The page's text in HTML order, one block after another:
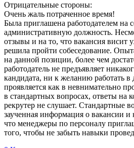
Отрицательные стороны:
Очень жаль потраченное время!
Была приглашена работодателем на
административную должность.
отзывы и на то, что вакансия
решила пройти собеседование.
на данной позиции, более чем
работодатель не предъявляет
кандидата, ни к желанию работать
проявляется как в невнимательно
в стандартных вопросах, ответы на
рекрутер не слушает. Стандартные
заученная информация о вакансии
что менеджеры по персоналу
того, чтобы не забыть навыки